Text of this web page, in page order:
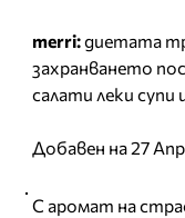
merri:диетата
захранването
салати леки супи
Добавен на 27
С аромат на